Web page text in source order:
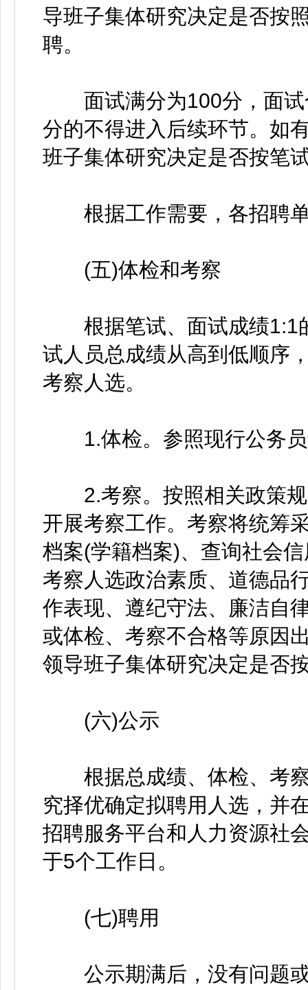
导班子集体研究决定是否按
聘。
面试满分为100分，面试
分的不得进入后续环节。如
班子集体研究决定是否按笔
根据工作需要，各招聘单
(五)体检和考察
根据笔试、面试成绩1:1
试人员总成绩从高到低顺序
考察人选。
1.体检。参照现行公务员
2.考察。按照相关政策规
开展考察工作。考察将统筹
档案(学籍档案)、查询社会
考察人选政治素质、道德品
作表现、遵纪守法、廉洁自
或体检、考察不合格等原因
领导班子集体研究决定是否
(六)公示
根据总成绩、体检、考察
究择优确定拟聘用人选，并
招聘服务平台和人力资源社
于5个工作日。
(七)聘用
公示期满后，没有问题或